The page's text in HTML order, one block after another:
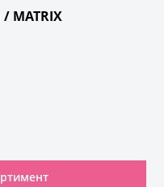
/ MATRIX